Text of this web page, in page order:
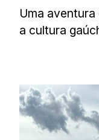
Uma
a cultura